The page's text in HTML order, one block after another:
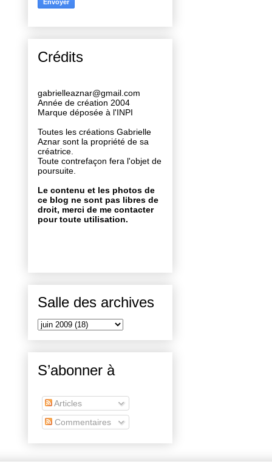
Crédits
gabrielleaznar@gmail.com
Année de création 2004
Marque déposée à l'INPI
Toutes les créations Gabrielle
Aznar sont la propriété de sa
créatrice.
Toute contrefaçon fera l'objet de
poursuite.
Le contenu et les photos de
ce blog ne sont pas libres de
droit, merci de me contacter
pour toute utilisation.
Salle des archives
S’abonner à
Articles
Commentaires